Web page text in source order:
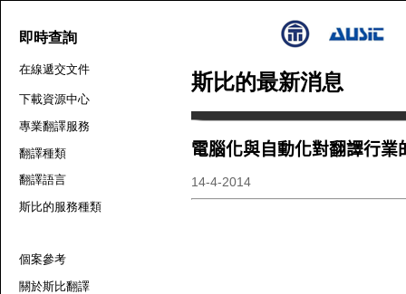
斯比的最新消息
電腦化與自動化對翻譯行業
14-4-2014
即時查詢
在線遞交文件
下載資源中心
專業翻譯服務
翻譯種類
翻譯語言
斯比的服務種類
個案參考
關於斯比翻譯